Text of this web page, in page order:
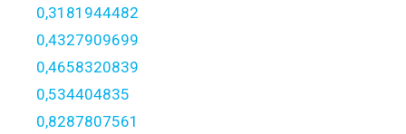
0,3181944482
0,4327909699
0,4658320839
0,534404835
0,8287807561